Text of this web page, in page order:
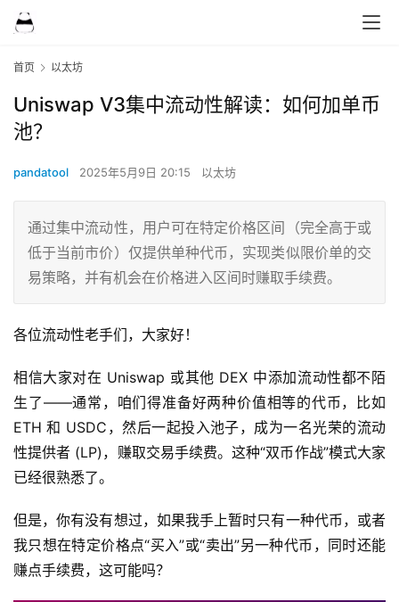
首页 以太坊
Uniswap V3集中流动性解读：如何加单币
池？
pandatool 2025年5月9日 20:15 以太坊
通过集中流动性，用户可在特定价格区间（完全高于或
低于当前市价）仅提供单种代币，实现类似限价单的交
易策略，并有机会在价格进入区间时赚取手续费。
各位流动性老手们，大家好！
相信大家对在 Uniswap 或其他 DEX 中添加流动性都不陌
生了——通常，咱们得准备好两种价值相等的代币，比如
ETH 和 USDC，然后一起投入池子，成为一名光荣的流动
性提供者 (LP)，赚取交易手续费。这种“双币作战”模式大家
已经很熟悉了。
但是，你有没有想过，如果我手上暂时只有一种代币，或者
我只想在特定价格点“买入”或“卖出”另一种代币，同时还能
赚点手续费，这可能吗？